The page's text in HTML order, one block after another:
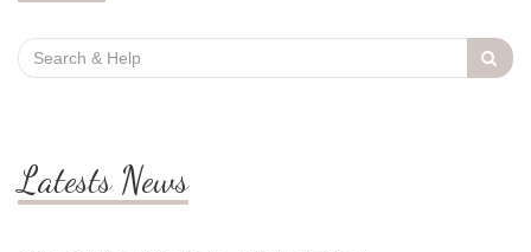
Search
for:
Latests News